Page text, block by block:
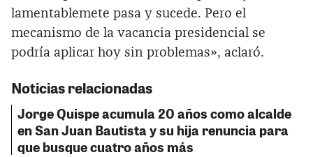
lamentablemete pasa y sucede. Pero el
mecanismo de la vacancia presidencial se
podría aplicar hoy sin problemas», aclaró.
Noticias relacionadas
Jorge Quispe acumula 20 años como alcalde
en San Juan Bautista y su hija renuncia para
que busque cuatro años más